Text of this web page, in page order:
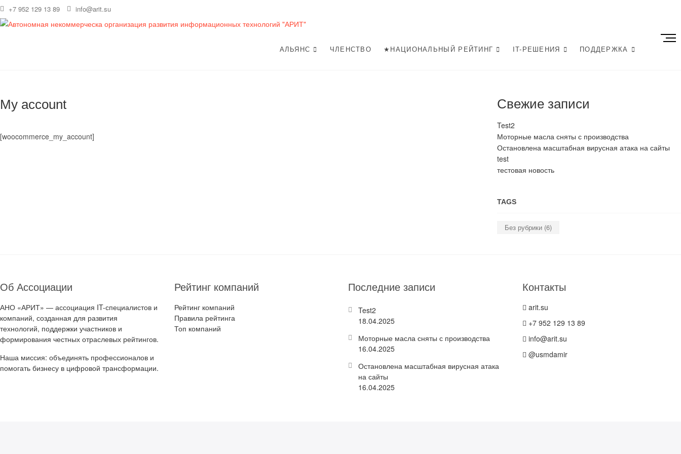
Перейти
к
содержимому
+7 952 129 13 89 info@arit.su
Автономная некоммерческа организация
развития информационных технологий
АЛЬЯНС ЧЛЕНСТВО ★НАЦИОНАЛЬНЫЙ РЕЙТИНГ IT-РЕШЕНИЯ ПОДДЕРЖКА
К
My account
[woocommerce_my_account]
Свежие записи
Test2
Моторные масла сняты с производства
Остановлена масштабная вирусная атака на сайты
test
тестовая новость
TAGS
Без рубрики(6)
Об Ассоциации
АНО «АРИТ» — ассоциация IT-специалистов и
компаний, созданная для развития
технологий, поддержки участников и
формирования честных отраслевых рейтингов.
Наша миссия: объединять профессионалов и
помогать бизнесу в цифровой трансформации.
Рейтинг компаний
Рейтинг компаний
Правила рейтинга
Топ компаний
Последние записи
Test2
18.04.2025
Моторные масла сняты с производства
16.04.2025
Остановлена масштабная вирусная атака
на сайты
16.04.2025
Контакты
arit.su
+7 952 129 13 89
info@arit.su
@usmdamir